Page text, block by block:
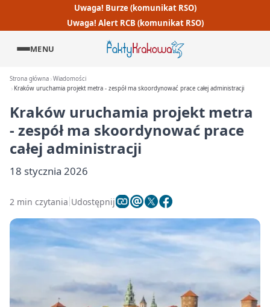
Uwaga! Burze (komunikat RSO)
Uwaga! Alert RCB (komunikat RSO)
MENU
Strona główna Wiadomości
Kraków uruchamia projekt metra - zespół ma skoordynować prace całej administracji
Kraków uruchamia projekt metra
- zespół ma skoordynować prace
całej administracji
18 stycznia 2026
2 min czytania Udostępnij